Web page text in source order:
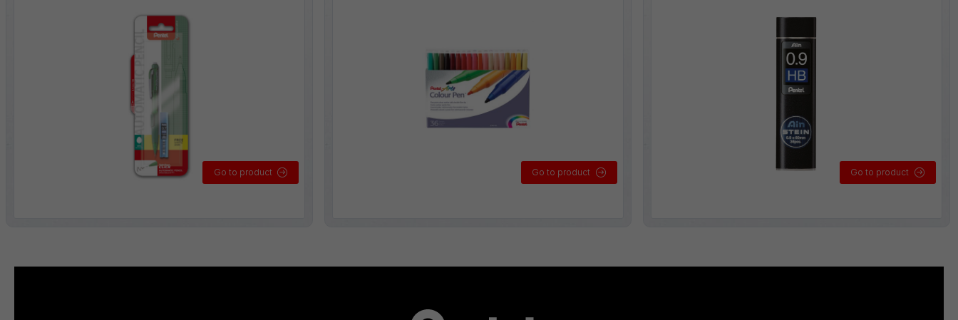
Go to product Go to product Go to product